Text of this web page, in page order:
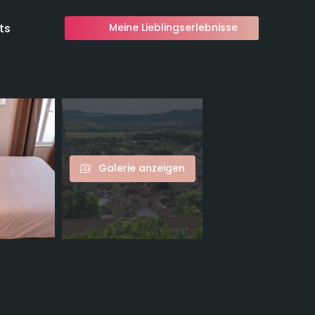
Meine Lieblingserlebnisse
Galerie anzeigen